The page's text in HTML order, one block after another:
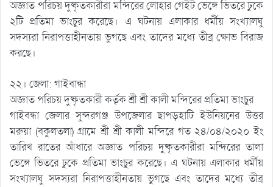
অজ্ঞাত পরিচয় দুষ্কৃতকারীরা মন্দিরের লোহার গেইট ভেঙ্গে ভিতরে ঢুকে
২টি প্রতিমা ভাংচুর করেছে। এ ঘটনায় এলাকার ধর্মীয় সংখ্যালঘু
সদস্যরা নিরাপত্তাহীনতায় ভুগছে এবং তাদের মধ্যে তীব্র ক্ষোভ বিরাজ
করছে।
২২। জেলা: গাইবান্ধা
অজ্ঞাত পরিচয় দুষ্কৃতকারী কর্তৃক শ্রী শ্রী কালী মন্দিরের প্রতিমা ভাংচুর
গাইবন্ধা জেলার সুন্দরগঞ্জ উপজেলার ছাপড়হাটি ইউনিয়নের উত্তর
মরুয়া (বকুলতলা) গ্রামে শ্রী শ্রী কালী মন্দিরে গত ২৪/০৪/২০২০ ইং
তারিখ রাতের আঁধারে অজ্ঞাত পরিচয় দুষ্কৃতকারীরা মন্দিরের তালা
ভেঙ্গে ভিতরে ঢুকে প্রতিমা ভাংচুর করেছে। এ ঘটনায় এলাকার ধর্মীয়
সংখ্যালঘু সদস্যরা নিরাপত্তাহীনতায় ভুগছে এবং তাদের মধ্যে তীব্র